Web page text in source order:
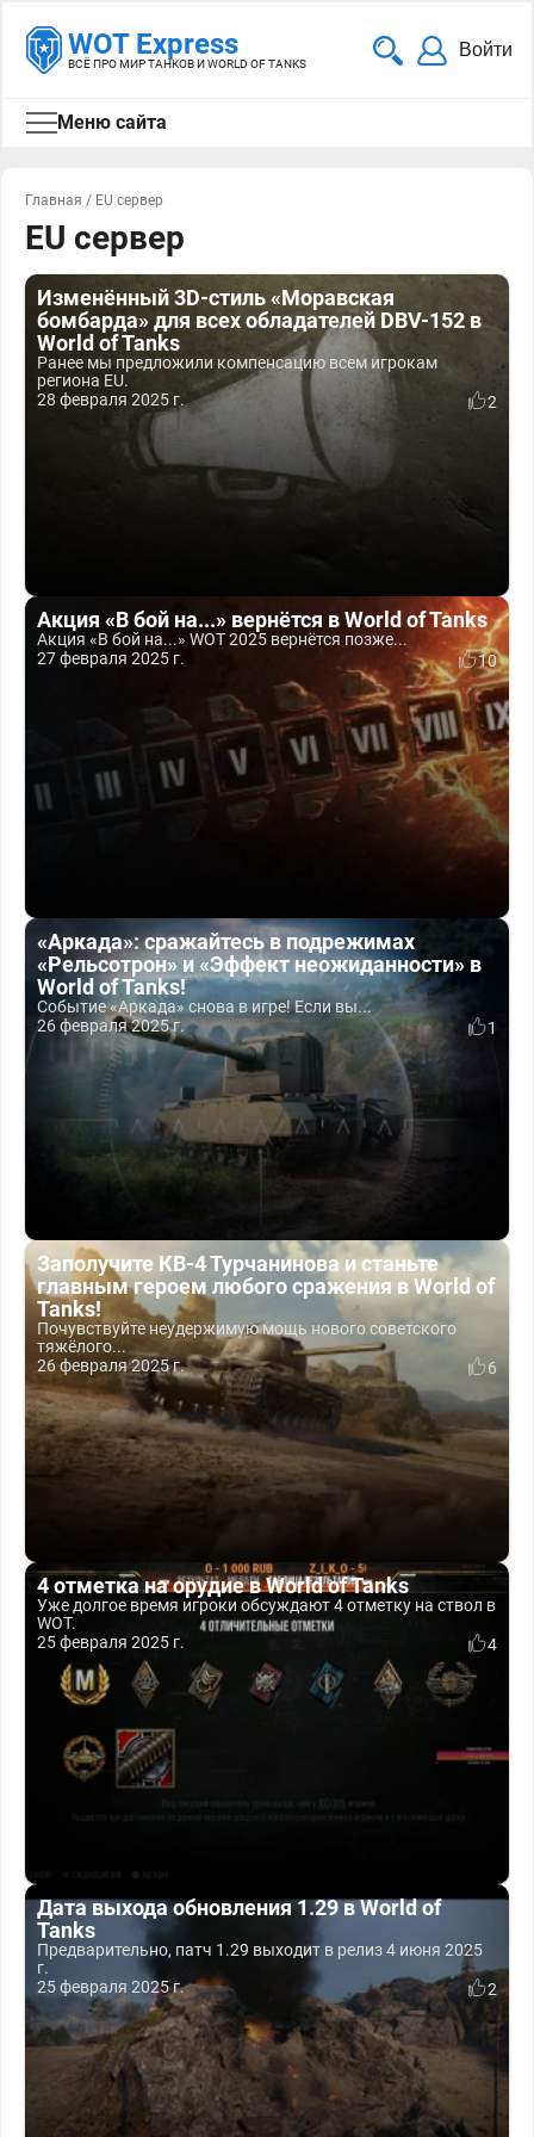
WOT Express
ВСЁ ПРО МИР ТАНКОВ И WORLD OF TANKS
Войти
Меню сайта
Главная / EU сервер
EU сервер
Изменённый 3D-стиль «Моравская
бомбарда» для всех обладателей DBV-152 в
World of Tanks
Ранее мы предложили компенсацию всем игрокам
региона EU.
28 февраля 2025 г.
2
Акция «В бой на...» вернётся в World of Tanks
Акция «В бой на...» WOT 2025 вернётся позже...
27 февраля 2025 г.
10
«Аркада»: сражайтесь в подрежимах
«Рельсотрон» и «Эффект неожиданности» в
World of Tanks!
Событие «Аркада» снова в игре! Если вы...
26 февраля 2025 г.
1
Заполучите КВ-4 Турчанинова и станьте
главным героем любого сражения в World of
Tanks!
Почувствуйте неудержимую мощь нового советского
тяжёлого...
26 февраля 2025 г.
6
4 отметка на орудие в World of Tanks
Уже долгое время игроки обсуждают 4 отметку на ствол в
WOT.
25 февраля 2025 г.
4
Дата выхода обновления 1.29 в World of
Tanks
Предварительно, патч 1.29 выходит в релиз 4 июня 2025
г.
25 февраля 2025 г.
2